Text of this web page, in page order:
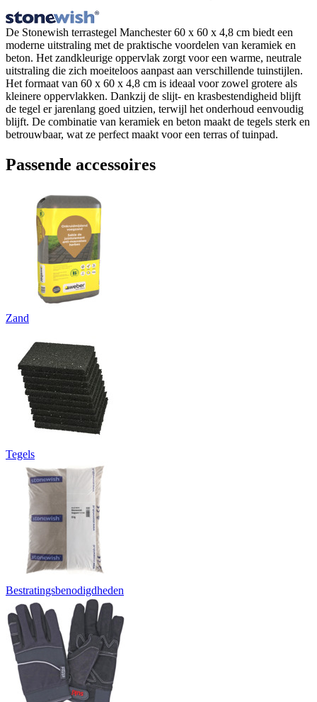
De Stonewish terrastegel Manchester 60 x 60 x 4,8 cm biedt een
moderne uitstraling met de praktische voordelen van keramiek en
beton. Het zandkleurige oppervlak zorgt voor een warme, neutrale
uitstraling die zich moeiteloos aanpast aan verschillende tuinstijlen.
Het formaat van 60 x 60 x 4,8 cm is ideaal voor zowel grotere als
kleinere oppervlakken. Dankzij de slijt- en krasbestendigheid blijft
de tegel er jarenlang goed uitzien, terwijl het onderhoud eenvoudig
blijft. De combinatie van keramiek en beton maakt de tegels sterk en
betrouwbaar, wat ze perfect maakt voor een terras of tuinpad.
Passende accessoires
Zand
Tegels
Bestratingsbenodigdheden